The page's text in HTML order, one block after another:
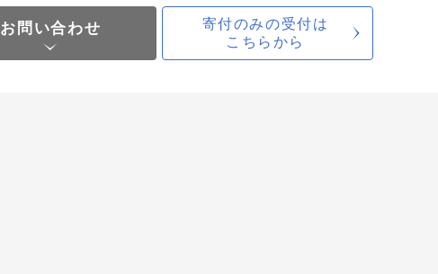
お問い合わせ
寄付のみの受付は
こちらから